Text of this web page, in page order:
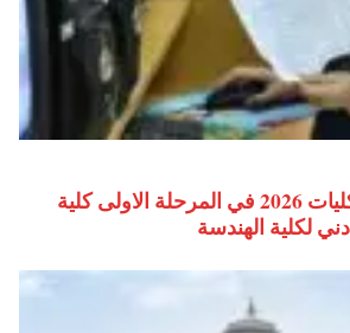
مؤشرات تنسيق الكليات 2026 في المرحلة الاولى كلية